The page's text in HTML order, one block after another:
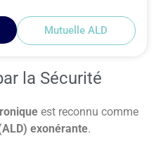
Mutuelle ALD
la Sécurité
est reconnu comme
exonérante.